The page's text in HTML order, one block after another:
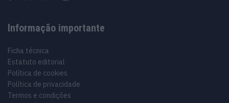
Informação importante
Ficha técnica
Estatuto editorial
Política de cookies
Política de privacidade
Termos e condições